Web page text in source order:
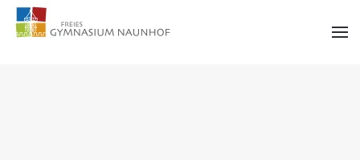
Zum Hauptinhalt springen